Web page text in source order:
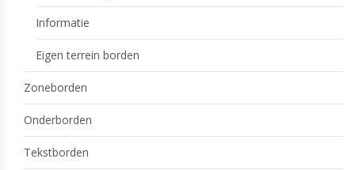
Informatie
Eigen terrein borden
Zoneborden
Onderborden
Tekstborden